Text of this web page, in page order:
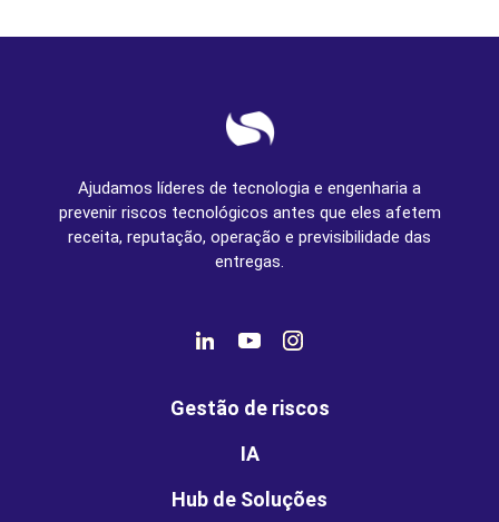
Ajudamos líderes de tecnologia e engenharia a
prevenir riscos tecnológicos antes que eles afetem
receita, reputação, operação e previsibilidade das
entregas.
Gestão de riscos
IA
Hub de Soluções